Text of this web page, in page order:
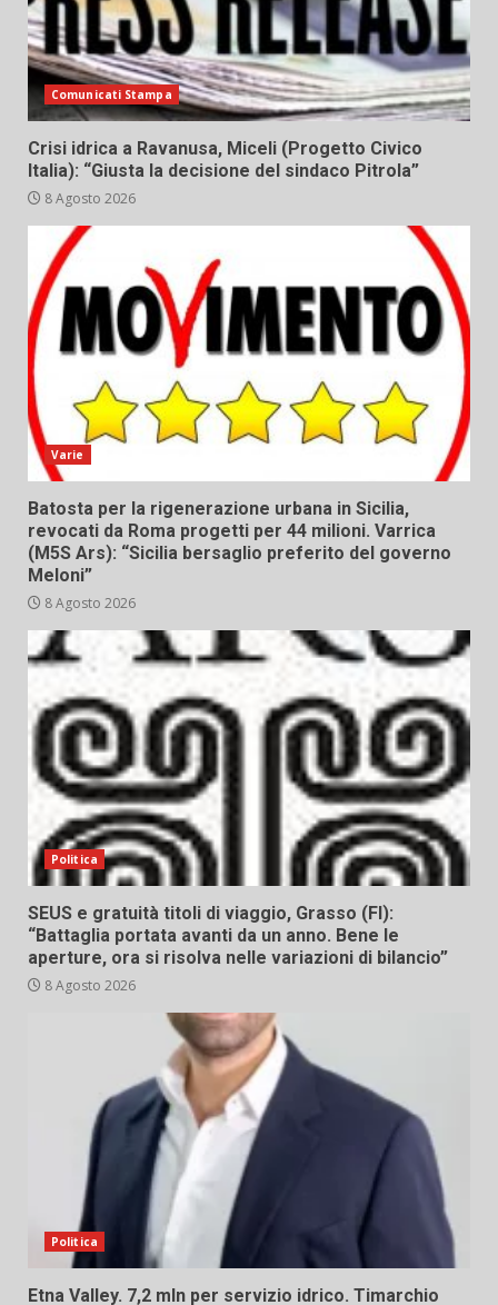
Comunicati Stampa
Crisi idrica a Ravanusa, Miceli (Progetto Civico
Italia): “Giusta la decisione del sindaco Pitrola”
8 Agosto 2026
Varie
Batosta per la rigenerazione urbana in Sicilia,
revocati da Roma progetti per 44 milioni. Varrica
(M5S Ars): “Sicilia bersaglio preferito del governo
Meloni”
8 Agosto 2026
Politica
SEUS e gratuità titoli di viaggio, Grasso (FI):
“Battaglia portata avanti da un anno. Bene le
aperture, ora si risolva nelle variazioni di bilancio”
8 Agosto 2026
Politica
Etna Valley. 7,2 mln per servizio idrico. Timarchio